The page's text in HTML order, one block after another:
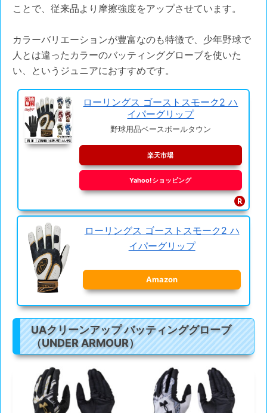
ことで、従来品より摩擦強度をアップさせています。
カラーバリエーションが豊富なのも特徴で、少年野球で
人とは違ったカラーのバッティンググローブを使いた
い、というジュニアにおすすめです。
ローリングス ゴーストスモーク2 ハ
イパーグリップ
野球用品ベースボールタウン
楽天市場
Yahoo!ショッピング
ローリングス ゴーストスモーク2 ハ
イパーグリップ
Amazon
UAクリーンアップ バッティンググローブ
（UNDER ARMOUR）